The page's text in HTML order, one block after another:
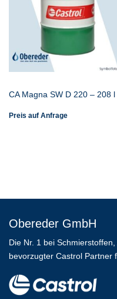
CA Magna SW D 220 – 208 l
Preis auf Anfrage
Obereder GmbH
Die Nr. 1 bei Schmierstoffen,
bevorzugter Castrol Partner